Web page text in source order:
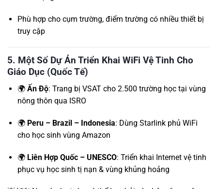
Phù hợp cho cụm trường, điểm trường có nhiều thiết bị
truy cập
5. Một Số Dự Án Triển Khai WiFi Vệ Tinh Cho
Giáo Dục (Quốc Tế)
🌍 Ấn Độ: Trang bị VSAT cho 2.500 trường học tại vùng
nông thôn qua ISRO
🌍 Peru – Brazil – Indonesia: Dùng Starlink phủ WiFi
cho học sinh vùng Amazon
🌍 Liên Hợp Quốc – UNESCO: Triển khai Internet vệ tinh
phục vụ học sinh tị nạn & vùng khủng hoảng